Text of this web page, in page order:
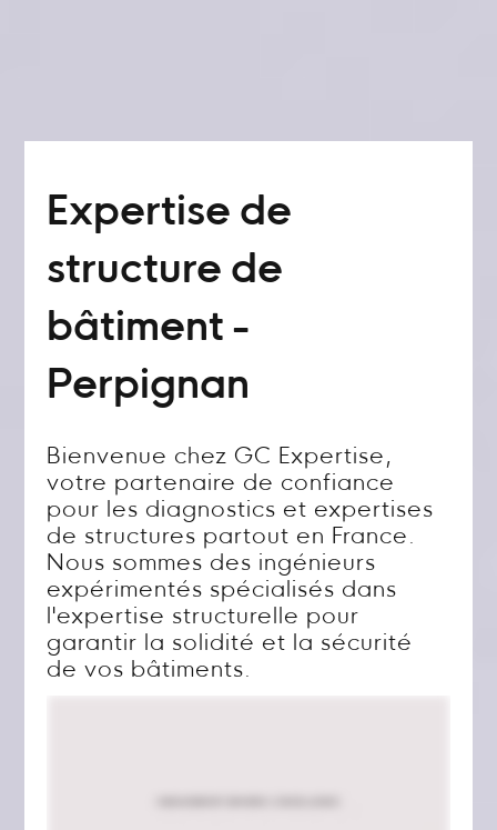
Expertise de
structure de
bâtiment -
Perpignan
Bienvenue chez GC Expertise,
votre partenaire de confiance
pour les diagnostics et expertises
de structures partout en France.
Nous sommes des ingénieurs
expérimentés spécialisés dans
l'expertise structurelle pour
garantir la solidité et la sécurité
de vos bâtiments.